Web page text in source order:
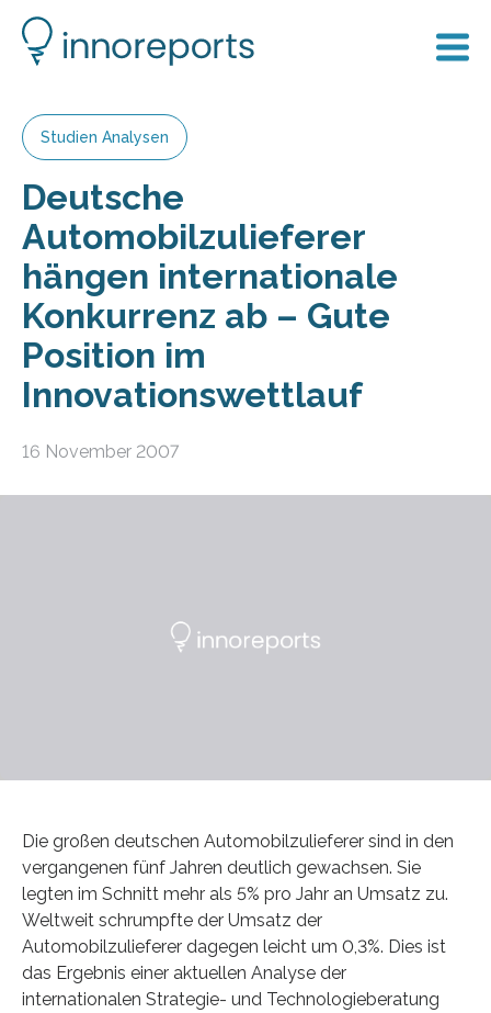
Studien Analysen
Deutsche
Automobilzulieferer
hängen internationale
Konkurrenz ab – Gute
Position im
Innovationswettlauf
16 November 2007
Die großen deutschen Automobilzulieferer sind in den
vergangenen fünf Jahren deutlich gewachsen. Sie
legten im Schnitt mehr als 5% pro Jahr an Umsatz zu.
Weltweit schrumpfte der Umsatz der
Automobilzulieferer dagegen leicht um 0,3%. Dies ist
das Ergebnis einer aktuellen Analyse der
internationalen Strategie- und Technologieberatung